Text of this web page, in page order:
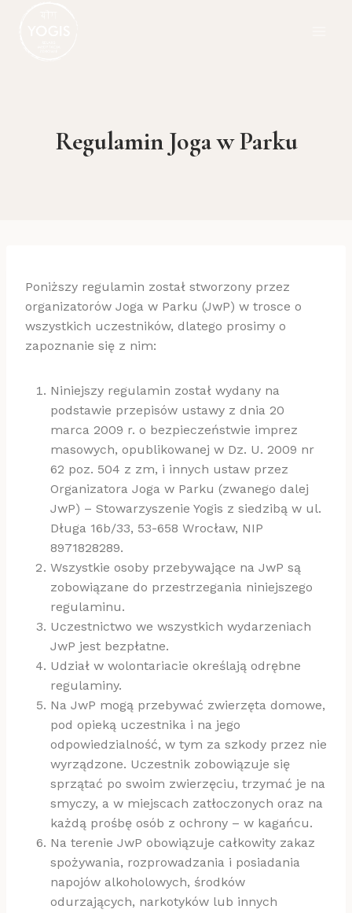
Regulamin Joga w Parku
Poniższy regulamin został stworzony przez
organizatorów Joga w Parku (JwP) w trosce o
wszystkich uczestników, dlatego prosimy o
zapoznanie się z nim:
Niniejszy regulamin został wydany na
podstawie przepisów ustawy z dnia 20
marca 2009 r. o bezpieczeństwie imprez
masowych, opublikowanej w Dz. U. 2009 nr
62 poz. 504 z zm, i innych ustaw przez
Organizatora Joga w Parku (zwanego dalej
JwP) – Stowarzyszenie Yogis z siedzibą w ul.
Długa 16b/33, 53-658 Wrocław, NIP
8971828289.
Wszystkie osoby przebywające na JwP są
zobowiązane do przestrzegania niniejszego
regulaminu.
Uczestnictwo we wszystkich wydarzeniach
JwP jest bezpłatne.
Udział w wolontariacie określają odrębne
regulaminy.
Na JwP mogą przebywać zwierzęta domowe,
pod opieką uczestnika i na jego
odpowiedzialność, w tym za szkody przez nie
wyrządzone. Uczestnik zobowiązuje się
sprzątać po swoim zwierzęciu, trzymać je na
smyczy, a w miejscach zatłoczonych oraz na
każdą prośbę osób z ochrony – w kagańcu.
Na terenie JwP obowiązuje całkowity zakaz
spożywania, rozprowadzania i posiadania
napojów alkoholowych, środków
odurzających, narkotyków lub innych